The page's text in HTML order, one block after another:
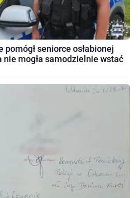
pomógł seniorce osłabionej
nie mogła samodzielnie wstać